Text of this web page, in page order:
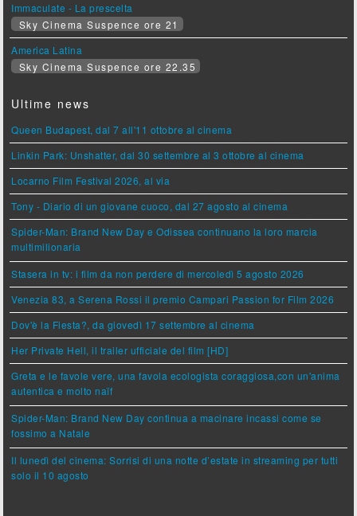
Immaculate - La prescelta
Sky Cinema Suspence ore 21
America Latina
Sky Cinema Suspence ore 22.35
Ultime news
Queen Budapest, dal 7 all'11 ottobre al cinema
Linkin Park: Unshatter, dal 30 settembre al 3 ottobre al cinema
Locarno Film Festival 2026, al via
Tony - Diario di un giovane cuoco, dal 27 agosto al cinema
Spider-Man: Brand New Day e Odissea continuano la loro marcia
multimilionaria
Stasera in tv: i film da non perdere di mercoledì 5 agosto 2026
Venezia 83, a Serena Rossi il premio Campari Passion for Film 2026
Dov'è la Fiesta?, da giovedì 17 settembre al cinema
Her Private Hell, il trailer ufficiale del film [HD]
Greta e le favole vere, una favola ecologista coraggiosa,con un'anima
autentica e molto naïf
Spider-Man: Brand New Day continua a macinare incassi come se
fossimo a Natale
Il lunedì del cinema: Sorrisi di una notte d’estate in streaming per tutti
solo il 10 agosto